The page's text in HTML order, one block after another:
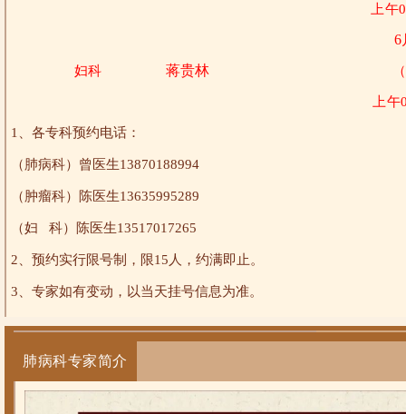
上午
妇科 蒋贵林
6
上午
1、各专科预约电话：
（肺病科）曾医生13870188994
（肿瘤科）陈医生13635995289
（妇 科）陈医生13517017265
2、预约实行限号制，限15人，约满即止。
3、专家如有变动，以当天挂号信息为准。
肺病科专家简介